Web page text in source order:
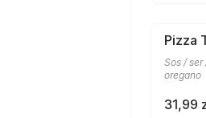
Pizza
Sos /
oregano
31,99